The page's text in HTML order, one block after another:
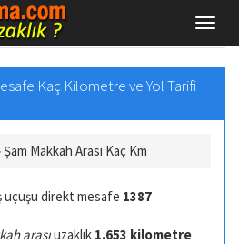
Kaç Kilometre ve Yol Tarifi
Şam Makkah Arası Kaç Km
uçuşu direkt mesafe 1387
arasıuzaklık 1.653 kilometre